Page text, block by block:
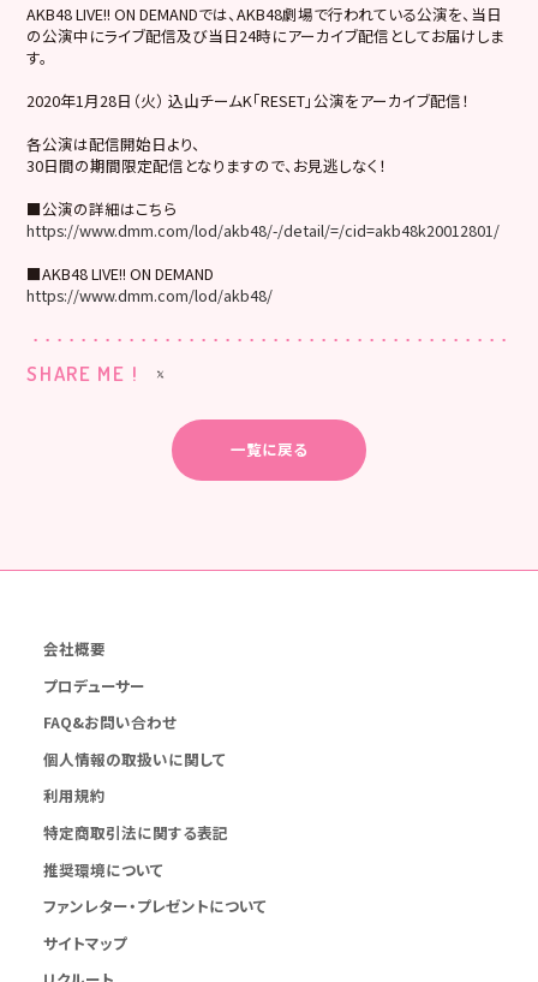
AKB48 LIVE!! ON DEMANDでは、AKB48劇場で行われている公演を、当日
の公演中にライブ配信及び当日24時にアーカイブ配信としてお届けしま
す。
2020年1月28日（火） 込山チームK「RESET」公演をアーカイブ配信！
各公演は配信開始日より、
30日間の期間限定配信となりますので、お見逃しなく！
■公演の詳細はこちら
https://www.dmm.com/lod/akb48/-/detail/=/cid=akb48k20012801/
■AKB48 LIVE!! ON DEMAND
https://www.dmm.com/lod/akb48/
SHARE ME !
一覧に戻る
会社概要
プロデューサー
FAQ&お問い合わせ
個人情報の取扱いに関して
利用規約
特定商取引法に関する表記
推奨環境について
ファンレター・プレゼントについて
サイトマップ